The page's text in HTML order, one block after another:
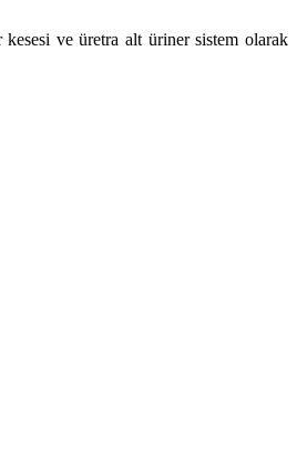
kesesi ve üretra alt üriner sistem olarak